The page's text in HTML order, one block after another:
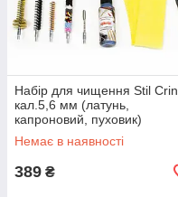
Набір для чищення Stil Crin
кал.5,6 мм (латунь,
капроновий, пуховик)
Немає в наявності
389 ₴